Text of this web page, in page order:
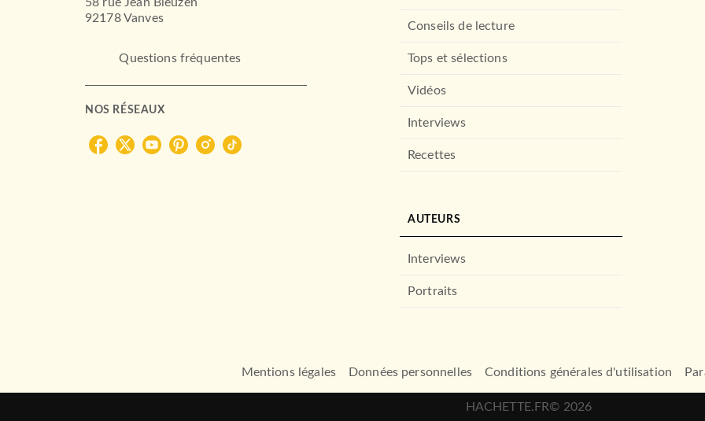
92178 Vanves
Questions fréquentes
NOS RÉSEAUX
Conseils de lecture
Tops et sélections
Vidéos
Interviews
Recettes
AUTEURS
Interviews
Portraits
Mentions légales Données personnelles Conditions générales d'utilisation
HACHETTE.FR© 2026